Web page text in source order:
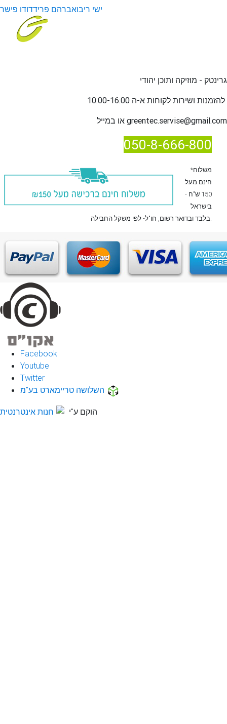
ישי ריבואברהם פרידדודו פישר
גרינטק - מוזיקה ותוכן יהודי
להזמנות ו
greentec.servise@gmail.com
050-8-666-800
*משלוח
חינם מעל
150 ש"ח -
בישראל
בלבדובדואר רשום , חו"ל- לפי משקל החבילה.
Facebook
Youtube
Twitter
השלושה טריימארט בע"מ
הוקם ע"י חנות אינטרנטית